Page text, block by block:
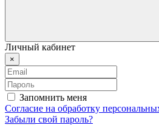
Личный кабинет
×
Запомнить меня
Согласие на обработку
Забыли свой пароль?